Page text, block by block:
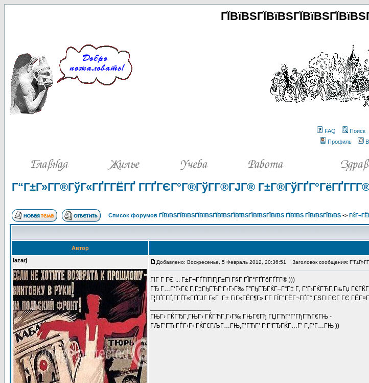
FAQ Поиск
Профиль
Г“Г±Г»Г­Г®ГўГ«ГҐГ­ГЁГҐ Г­ГҐГЄГ°Г®ГўГ­Г®ГЈГ®
Список форумов ГЇВїВЅГЇВїВЅГЇВїВЅГЇВїВЅГЇВїВЅГЇВїВЅГЇВїВЅ ГЇВїВЅ ГЇВїВЅГЇВїВЅ ->
Автор
lazarj
Добавлено: Воскресенье, 5 Февраль 2012, 20:36:51 Заголовок сообщения:
ГІГ Г ГЄ ... Г±Г¬ГҐГїГІГјГ±Гї Г§Г ГЇГ°ГҐГёГҐГ­Г® )))
ГЂ Г…Г‘Г‹Г€ Г‚Г‡ГђГЋГ‘Г‹Г›Г‰ Г”ГђГЂГЌГ–Г“Г‡ Г‚ Г‘Г›ГЌГЋГ‚ГњГџ
Г¦ГҐГ­ГҐ,Г­ГҐГ«ГҐГЈГ Г«Г Г± ГіГ«ГЁГ¶Г» Г­Г ГЇГ°ГЁГ¬ГҐГ°;ГЅГІ ГЄГ ГЄ
ГЊГ› ГЌГЂГ,ГЊГ› ГЌГЋГ‚Г›Г‰ ГЊГ€Гђ ГЏГЋГ‘Г’ГђГЋГ€ГЊ -
ГЉГ’ГЋ ГЃГ›Г‹ ГЌГ€ГЉГ…ГЊ,Г’ГЋГ’ Г‘Г’ГЂГЌГ…Г’ Г‚Г‘Г…ГЊ ))